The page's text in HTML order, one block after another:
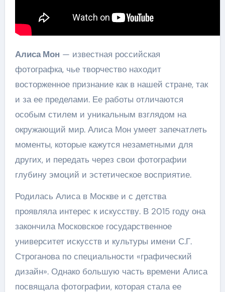
Алиса Мон — известная российская
фотографка, чье творчество находит
восторженное признание как в нашей стране, так
и за ее пределами. Ее работы отличаются
особым стилем и уникальным взглядом на
окружающий мир. Алиса Мон умеет запечатлеть
моменты, которые кажутся незаметными для
других, и передать через свои фотографии
глубину эмоций и эстетическое восприятие.
Родилась Алиса в Москве и с детства
проявляла интерес к искусству. В 2015 году она
закончила Московское государственное
университет искусств и культуры имени С.Г.
Строганова по специальности «графический
дизайн». Однако большую часть времени Алиса
посвящала фотографии, которая стала ее